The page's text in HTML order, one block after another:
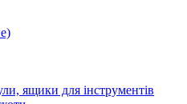
ящики для інструментів